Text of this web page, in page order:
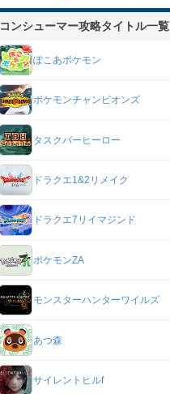
コンシューマー攻略タイトル一覧
ぽこあポケモン
ポケモンチャンピオンズ
タスクバーヒーロー
ドラクエ1&2リメイク
ドラクエ7リイマジンド
ポケモンZA
モンスターハンターワイルズ
あつ森
サイレントヒルf